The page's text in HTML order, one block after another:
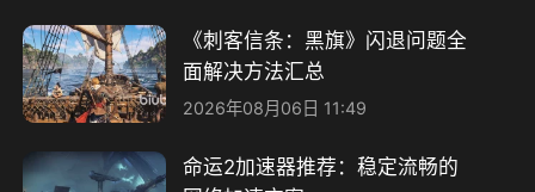
《刺客信条：黑旗》闪退问题全
面解决方法汇总
2026年08月06日 11:49
命运2加速器推荐：稳定流畅的